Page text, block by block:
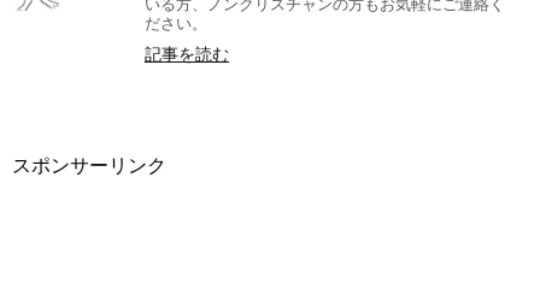
いる方、ノンクリスチャンの方もお気軽にご連絡く
ださい。
記事を読む
スポンサーリンク